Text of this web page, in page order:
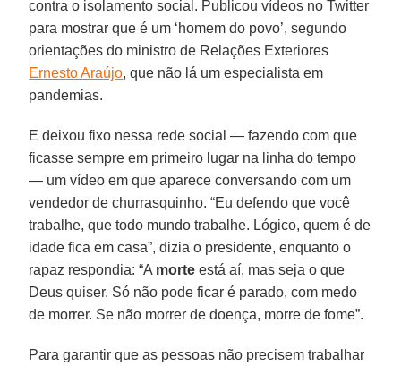
contra o isolamento social. Publicou vídeos no Twitter
para mostrar que é um ‘homem do povo’, segundo
orientações do ministro de Relações Exteriores
Ernesto Araújo, que não lá um especialista em
pandemias.
E deixou fixo nessa rede social — fazendo com que
ficasse sempre em primeiro lugar na linha do tempo
— um vídeo em que aparece conversando com um
vendedor de churrasquinho. “Eu defendo que você
trabalhe, que todo mundo trabalhe. Lógico, quem é de
idade fica em casa”, dizia o presidente, enquanto o
rapaz respondia: “A morte está aí, mas seja o que
Deus quiser. Só não pode ficar é parado, com medo
de morrer. Se não morrer de doença, morre de fome”.
Para garantir que as pessoas não precisem trabalhar